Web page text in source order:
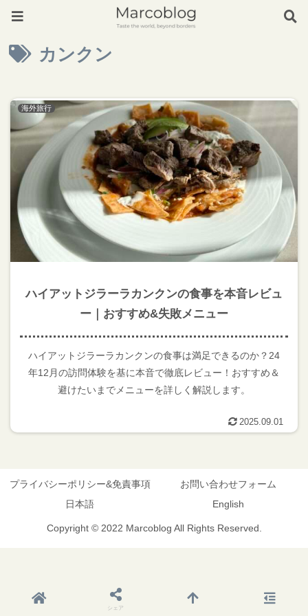
カンクン
海外旅行
ハイアットジラーラカンクンの食事を本音レビュ
ー｜おすすめ&失敗メニュー
ハイアットジラーラカンクンの食事は満足できるのか？24
年12月の訪問体験を基に本音で徹底レビュー！おすすめ＆
避けたいまでメニューを詳しく解説します。
2025.09.01
プライバシーポリシー&免責事項
お問い合わせフォーム
日本語
English
Copyright © 2022 Marcoblog All Rights Reserved.
シェア